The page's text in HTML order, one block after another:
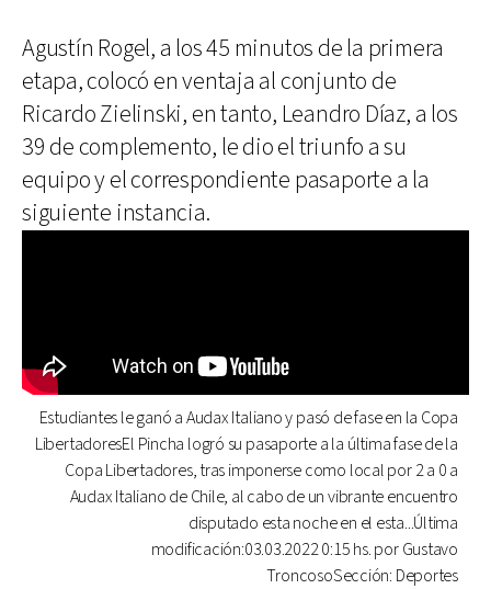
Agustín Rogel, a los 45 minutos de la primera
etapa, colocó en ventaja al conjunto de
Ricardo Zielinski, en tanto, Leandro Díaz, a los
39 de complemento, le dio el triunfo a su
equipo y el correspondiente pasaporte a la
siguiente instancia.
Estudiantes le ganó a Audax Italiano y pasó de fase en la Copa
LibertadoresEl Pincha logró su pasaporte a la última fase de la
Copa Libertadores, tras imponerse como local por 2 a 0 a
Audax Italiano de Chile, al cabo de un vibrante encuentro
disputado esta noche en el esta...Última
modificación:03.03.2022 0:15 hs. por Gustavo
TroncosoSección: Deportes